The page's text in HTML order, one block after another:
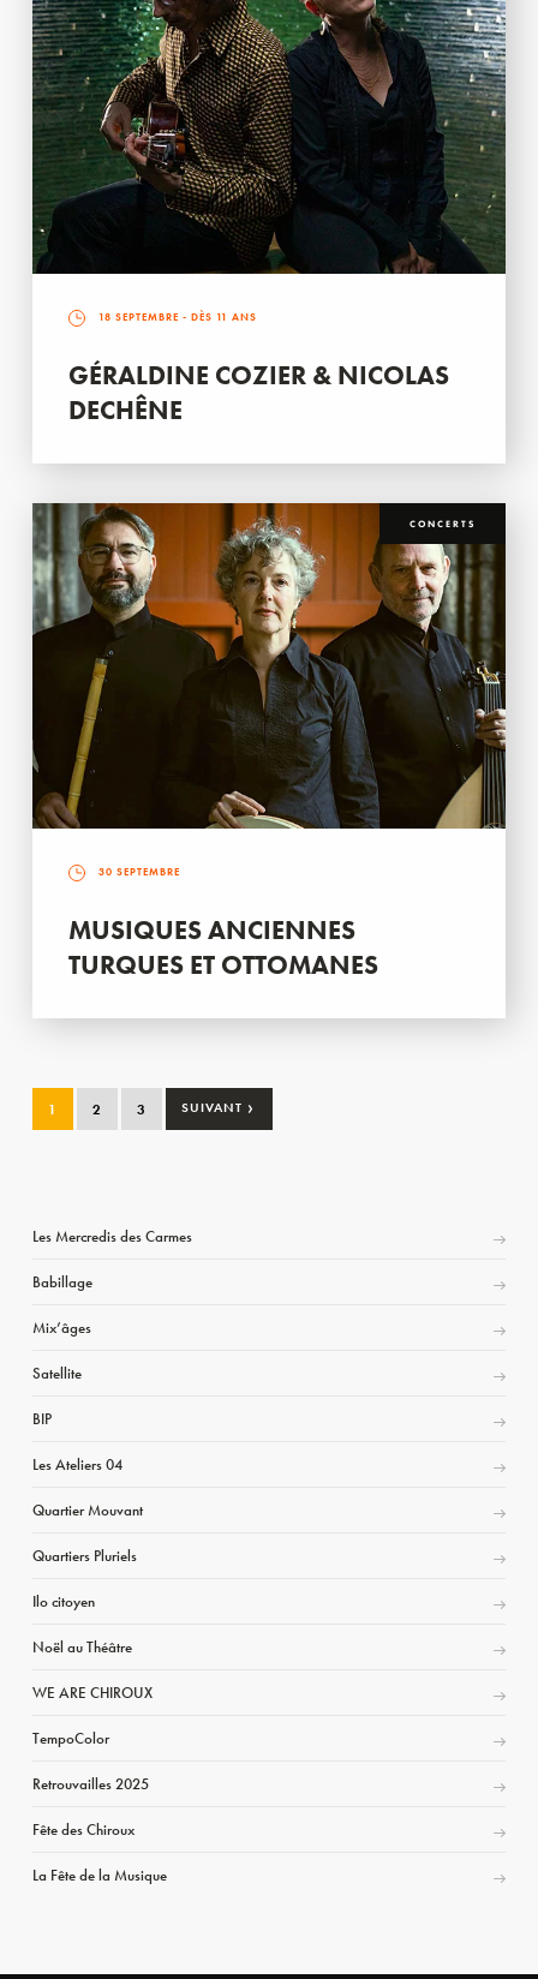
18 SEPTEMBRE - DÈS 11 ANS
GÉRALDINE COZIER & NICOLAS
DECHÊNE
CONCERTS
30 SEPTEMBRE
MUSIQUES ANCIENNES
TURQUES ET OTTOMANES
1 2 3 SUIVANT ›
Les Mercredis des Carmes
Babillage
Mix’âges
Satellite
BIP
Les Ateliers 04
Quartier Mouvant
Quartiers Pluriels
Ilo citoyen
Noël au Théâtre
WE ARE CHIROUX
TempoColor
Retrouvailles 2025
Fête des Chiroux
La Fête de la Musique